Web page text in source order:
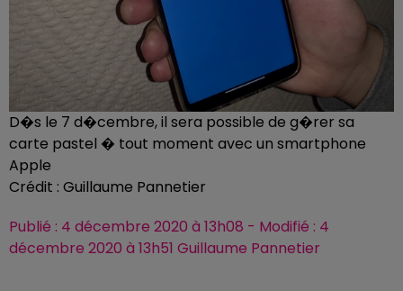
D�s le 7 d�cembre, il sera possible de g�rer sa
carte pastel � tout moment avec un smartphone
Apple
Crédit : Guillaume Pannetier
Publié : 4 décembre 2020 à 13h08 - Modifié : 4
décembre 2020 à 13h51 Guillaume Pannetier